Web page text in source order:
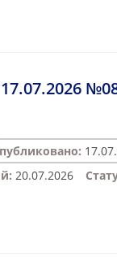
20.07.2026